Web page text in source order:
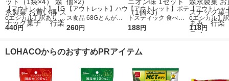
【アウトレット】【G
oエシカル】訳あり ポ
テロング＜ふぞろい品
お買い得 スナック菓
440円
【アウトレット】ハウ
ス食品 68Gとんがり
焼もろこしこども 090
260円
【アウトレット】ポテ
トスティック 食べき
りサイズ フライドポ
（1個×3）
188円
【アウトレッ
oエシカル】
テロング＜ふ
118円
LOHACOからのおすすめPRアイテム